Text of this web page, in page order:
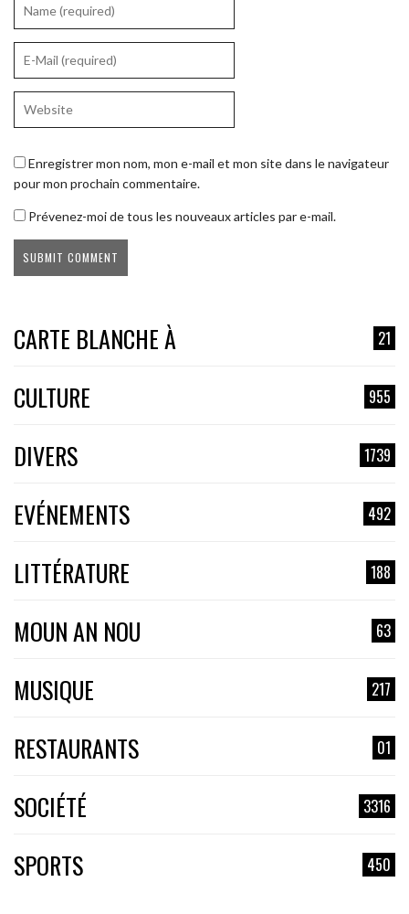
Enregistrer mon nom, mon e-mail et mon site dans le navigateur
pour mon prochain commentaire.
Prévenez-moi de tous les nouveaux articles par e-mail.
CARTE BLANCHE À 21
CULTURE 955
DIVERS 1739
EVÉNEMENTS 492
LITTÉRATURE 188
MOUN AN NOU 63
MUSIQUE 217
RESTAURANTS 01
SOCIÉTÉ 3316
SPORTS 450